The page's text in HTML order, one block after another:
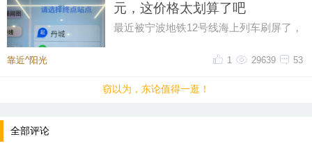
真实车源，诚信买卖，需要买车的朋友可以点
我的阿拉伯数字是 一八一五七四二七三零一
元，这价格太划算了吧
最近被宁波地铁12号线海上列车刷屏了，
从天一广场坐到象山丹城是11晕
靠近^阳光 53
29639
1
窃以为，东论值得一逛！
全部评论